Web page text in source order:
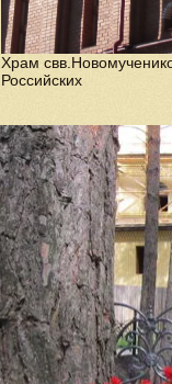
Храм
Российских